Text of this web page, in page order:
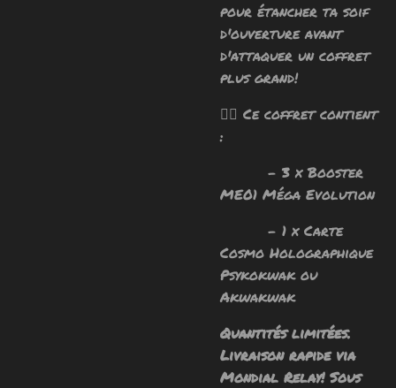
pour étancher ta soif
d'ouverture avant
d'attaquer un coffret
plus grand!
🧙‍♂️ Ce coffret contient
:
- 3 x Booster
ME01 Méga Evolution
- 1 x Carte
Cosmo Holographique
Psykokwak ou
Akwakwak
Quantités limitées.
Livraison rapide via
Mondial Relay! Sous